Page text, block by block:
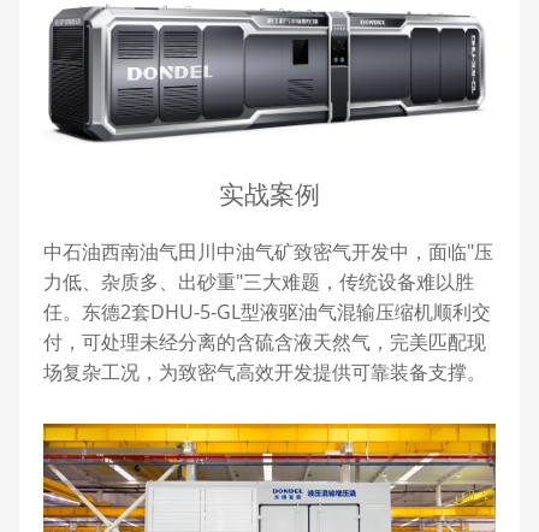
实战案例
中石油西南油气田川中油气矿致密气开发中，面临"压
力低、杂质多、出砂重"三大难题，传统设备难以胜
任。东德2套DHU-5-GL型液驱油气混输压缩机顺利交
付，可处理未经分离的含硫含液天然气，完美匹配现
场复杂工况，为致密气高效开发提供可靠装备支撑。